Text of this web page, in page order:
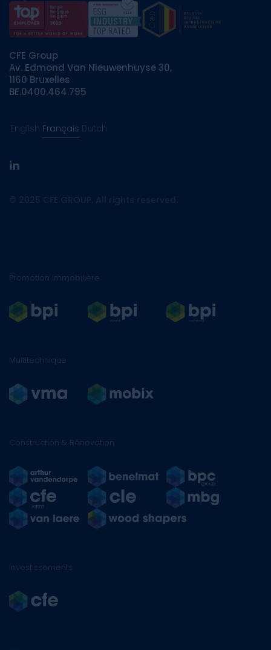
CFE Group
Av. Edmond Van Nieuwenhuyse 30,
1160 Bruxelles
BE.0400.464.795
English Français Dutch
linkedin
Promotion immobilière
Multitechnique
Construction & Rénovation
Investissements